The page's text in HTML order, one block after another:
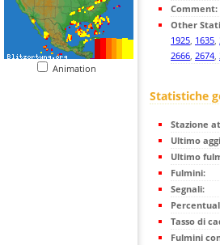
Animation
Comment:
Other
1925, 1635,
2666, 2674,
Statistiche
Stazione
Ultimo
Ultimo
Fulmini:
Segnali:
Tasso di
Fulmini